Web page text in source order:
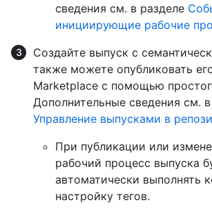
сведения см. в разделе
инициирующие рабочие
Создайте выпуск с
также можете опубликовать
Marketplace с помощью
Дополнительные сведения см.
Управление выпусками в
При публикации или
рабочий процесс выпуска
автоматически выполнять
настройку тегов.